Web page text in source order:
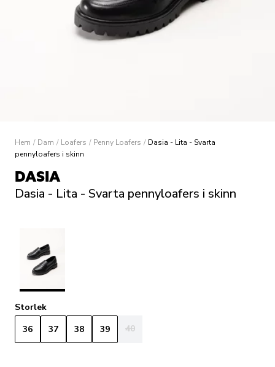
Hem / Dam / Loafers / Penny Loafers / Dasia - Lita - Svarta
pennyloafers i skinn
DASIA
Dasia - Lita - Svarta pennyloafers i skinn
Storlek
36
37 38 39 40